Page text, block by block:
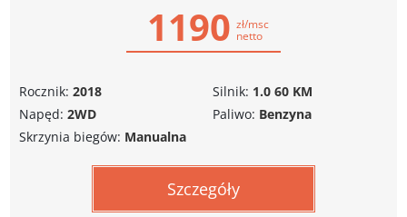
1190 zł/msc
netto
Rocznik: 2018
Napęd: 2WD
Silnik: 1.0 60 KM
Paliwo: Benzyna
Skrzynia biegów: Manualna
Szczegóły